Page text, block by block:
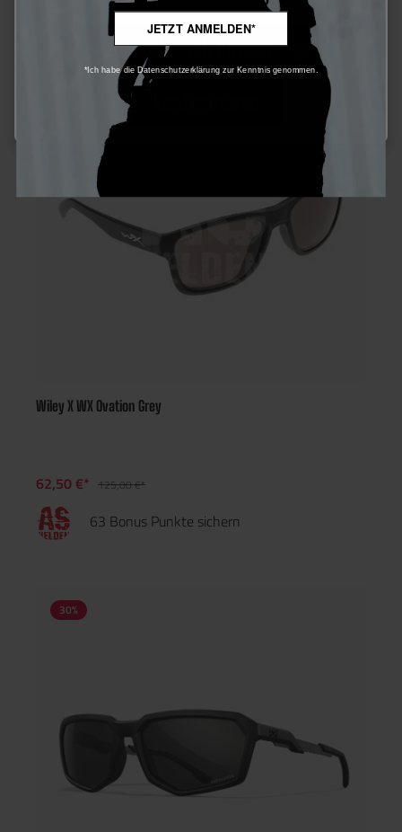
Wiley X WX Ovation Grey
62,50 €* 125,00 €*
63 Bonus Punkte sichern
30%
Nur technisch notwendige
JETZT ANMELDEN*
*Ich habe die Datenschutzerklärung zur Kenntnis genommen.